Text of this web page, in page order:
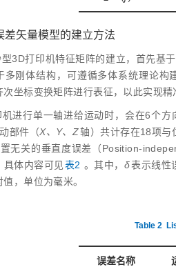
矢量模型的建立方法
3D打印机特征矩阵的建立，首先基
多刚体结构，可遵循多体系统理论
坐标变换矩阵进行表征，以此实现精
机进行单一轴进给运动时，会在6个
部件（X、Y、Z轴）共计存在18项
无关的垂直度误差（
具体内容可见表2 。其中， δ表示线性
，单位为毫米。
Table 2
误差名称